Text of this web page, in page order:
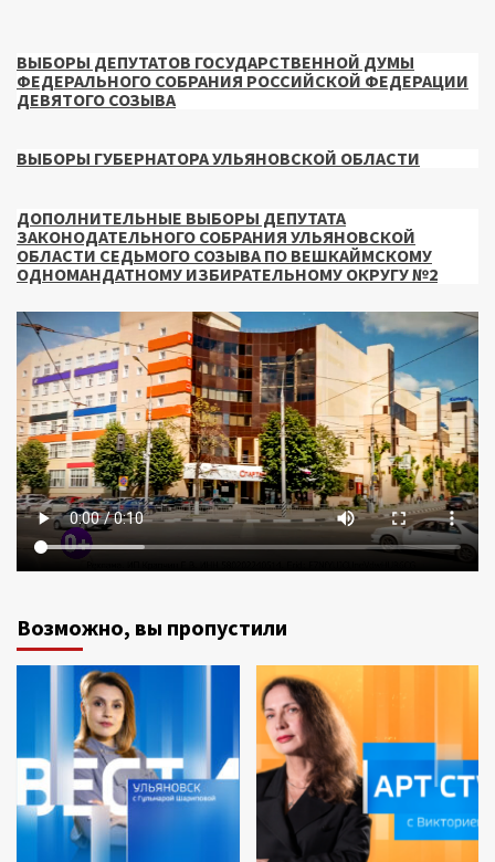
ВЫБОРЫ ДЕПУТАТОВ ГОСУДАРСТВЕННОЙ ДУМЫ
ФЕДЕРАЛЬНОГО СОБРАНИЯ РОССИЙСКОЙ ФЕДЕРАЦИИ
ДЕВЯТОГО СОЗЫВА
ВЫБОРЫ ГУБЕРНАТОРА УЛЬЯНОВСКОЙ ОБЛАСТИ
ДОПОЛНИТЕЛЬНЫЕ ВЫБОРЫ ДЕПУТАТА
ЗАКОНОДАТЕЛЬНОГО СОБРАНИЯ УЛЬЯНОВСКОЙ
ОБЛАСТИ СЕДЬМОГО СОЗЫВА ПО ВЕШКАЙМСКОМУ
ОДНОМАНДАТНОМУ ИЗБИРАТЕЛЬНОМУ ОКРУГУ №2
Возможно, вы пропустили